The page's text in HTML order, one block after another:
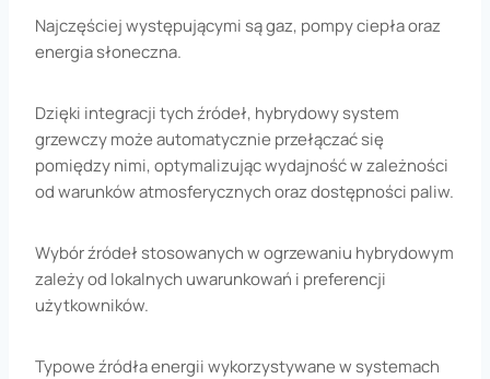
Najczęściej występującymi są gaz, pompy ciepła oraz
energia słoneczna.
Dzięki integracji tych źródeł, hybrydowy system
grzewczy może automatycznie przełączać się
pomiędzy nimi, optymalizując wydajność w zależności
od warunków atmosferycznych oraz dostępności paliw.
Wybór źródeł stosowanych w ogrzewaniu hybrydowym
zależy od lokalnych uwarunkowań i preferencji
użytkowników.
Typowe źródła energii wykorzystywane w systemach